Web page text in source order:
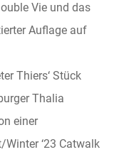
Vie und das
Auflage auf
Thiers‘ Stück
Thalia
einer
‘23 Catwalk